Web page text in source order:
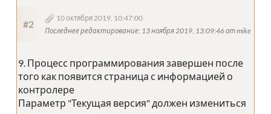
#2
10 октября 2019, 10:47:00
Последнее редактирование: 13 ноября 2019, 13:09:46 от mike
9. Процесс программирования завершен после
того как появится страница с информацией о
контролере
Параметр "Текущая версия" должен измениться